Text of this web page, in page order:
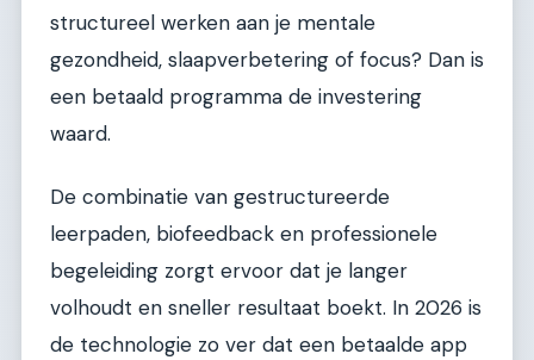
structureel werken aan je mentale
gezondheid, slaapverbetering of focus? Dan is
een betaald programma de investering
waard.
De combinatie van gestructureerde
leerpaden, biofeedback en professionele
begeleiding zorgt ervoor dat je langer
volhoudt en sneller resultaat boekt. In 2026 is
de technologie zo ver dat een betaalde app